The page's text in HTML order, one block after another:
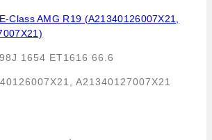
Class AMG R19 (A21340126007X21,
1654 ET1616 66.6
A21340127007X21